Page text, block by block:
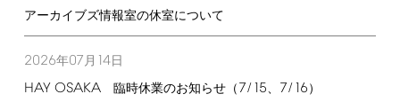
アーカイブズ情報室の休室について
2026年07月 14日
HAY OSAKA臨時休業のお知らせ（7/15、 7/16）